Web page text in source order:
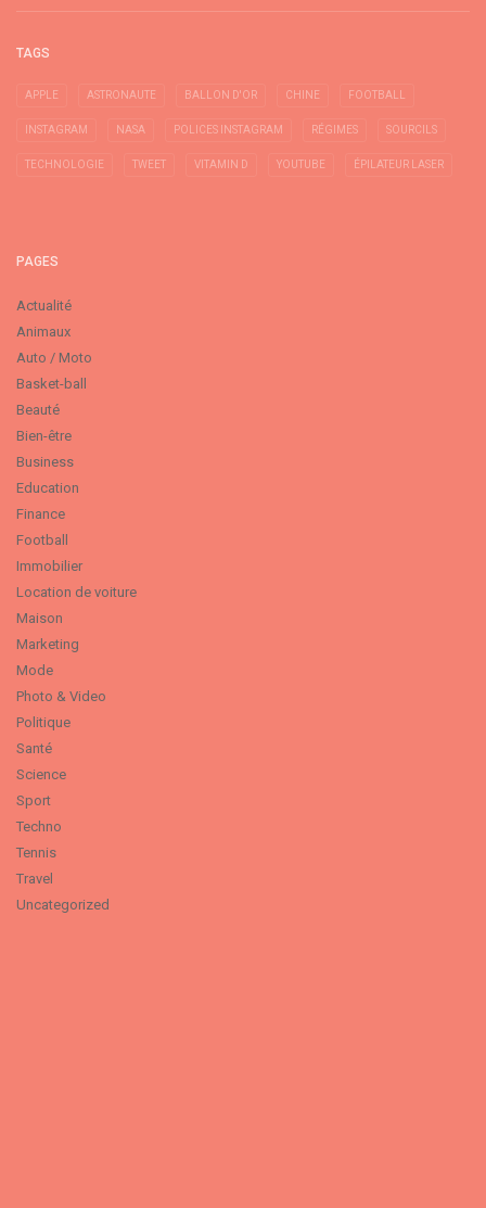
TAGS
APPLE ASTRONAUTE BALLON D'OR CHINE FOOTBALL
INSTAGRAM NASA POLICES INSTAGRAM RÉGIMES SOURCILS
TECHNOLOGIE TWEET VITAMIN D YOUTUBE ÉPILATEUR LASER
PAGES
Actualité
Animaux
Auto / Moto
Basket-ball
Beauté
Bien-être
Business
Education
Finance
Football
Immobilier
Location de voiture
Maison
Marketing
Mode
Photo & Video
Politique
Santé
Science
Sport
Techno
Tennis
Travel
Uncategorized